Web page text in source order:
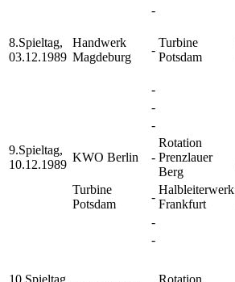
-
8.Spieltag,
03.12.1989
Handwerk
Magdeburg
-
Turbine
Potsdam
-
-
-
9.Spieltag,
10.12.1989
KWO Berlin -
Rotation
Prenzlauer
Berg
Turbine
Potsdam
-
Halbleiterwerk
Frankfurt
-
-
10.Spieltag,
Rotation